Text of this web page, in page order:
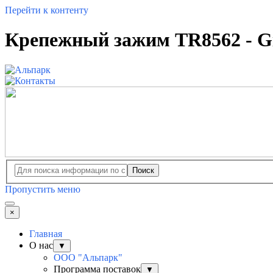
Перейти к контенту
Крепежный зажим TR8562 -
Поиск
Пропустить меню
×
Главная
О нас
▼
ООО "Альпарк"
Программа поставок
▼